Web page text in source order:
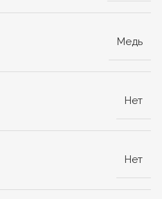
Медь
Нет
Нет